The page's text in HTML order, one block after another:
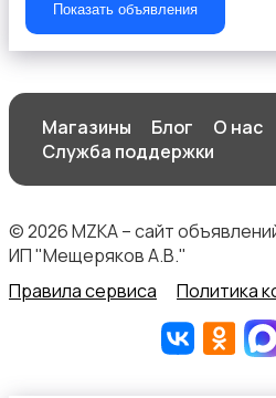
Продукты питания
Уход за животными
Показать объявления
Магазины Блог
О нас
Служба поддержки
© 2026 MZKA – сайт
ИП "Мещеряков А.В."
Правила сервиса
Политика